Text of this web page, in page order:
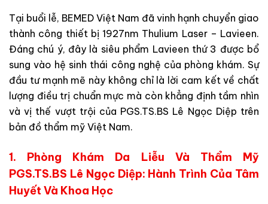
Tại buổi lễ, BEMED Việt Nam đã vinh hạnh chuyển giao
thành công thiết bị 1927nm Thulium Laser – Lavieen.
Đáng chú ý, đây là siêu phẩm Lavieen thứ 3 được bổ
sung vào hệ sinh thái công nghệ của phòng khám. Sự
đầu tư mạnh mẽ này không chỉ là lời cam kết về chất
lượng điều trị chuẩn mực mà còn khẳng định tầm nhìn
và vị thế vượt trội của PGS.TS.BS Lê Ngọc Diệp trên
bản đồ thẩm mỹ Việt Nam.
1. Phòng Khám Da Liễu Và Thẩm Mỹ
PGS.TS.BS Lê Ngọc Diệp: Hành Trình Của Tâm
Huyết Và Khoa Học